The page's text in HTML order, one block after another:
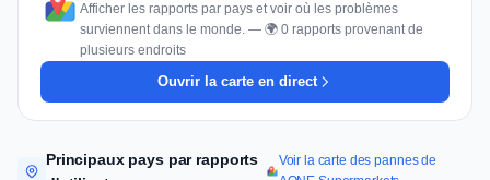
Afficher les rapports par pays et voir où les problèmes
surviennent dans le monde. — 🌍 0 rapports provenant de
plusieurs endroits
Ouvrir la carte en direct
Principaux pays par rapports
Voir la carte des pannes de